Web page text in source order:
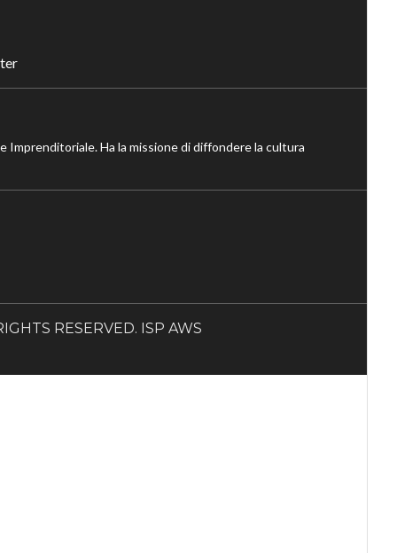
Ha la missione di diffondere la cultura
RESERVED. ISP AWS